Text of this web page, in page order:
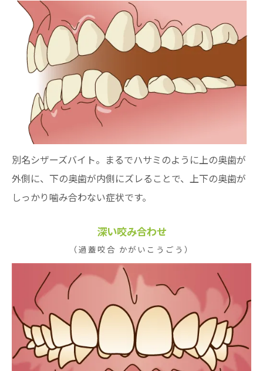
別名シザーズバイト。まるでハサミのように上の奥歯が
外側に、下の奥歯が内側にズレることで、上下の奥歯が
しっかり噛み合わない症状です。
深い咬み合わせ
（過蓋咬合 かがいこうごう）